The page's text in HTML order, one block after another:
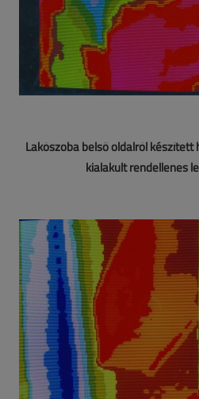
Lakószoba belső oldalról
kialakult rendellenes